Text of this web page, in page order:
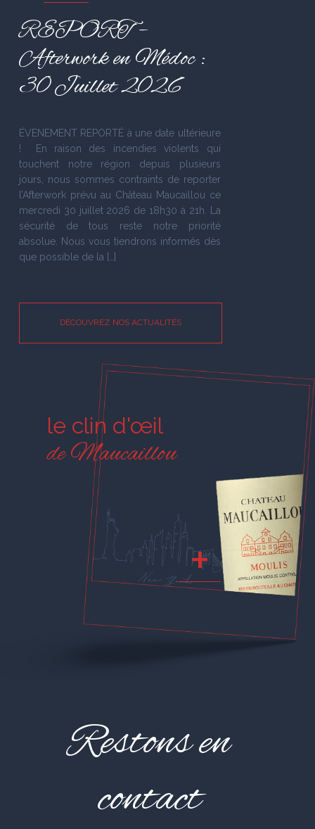
REPORT –
Afterwork en Médoc :
30 Juillet 2026
ÉVENEMENT REPORTÉ à une date ultérieure
! En raison des incendies violents qui
touchent notre région depuis plusieurs
jours, nous sommes contraints de reporter
l’Afterwork prévu au Château Maucaillou ce
mercredi 30 juillet 2026 de 18h30 à 21h. La
sécurité de tous reste notre priorité
absolue. Nous vous tiendrons informés dès
que possible de la […]
DÉCOUVREZ NOS ACTUALITÉS
le clin d'œil
de Maucaillou
+
Restons en
contact